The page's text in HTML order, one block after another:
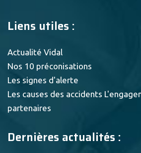
Liens utiles :
Actualité Vidal
Nos 10 préconisations
Les signes d'alerte
Les causes des accidents
partenaires
Dernières actualités :